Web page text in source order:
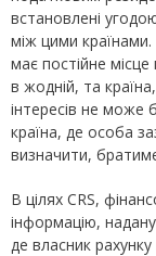
встановлені
між цими
має постійне
в жодній, та
інтересів не може
країна, де особа
визначити,
В цілях CRS,
інформацію,
де власник